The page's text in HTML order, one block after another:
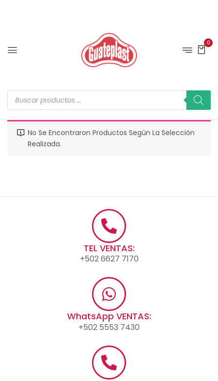
0
No Se Encontraron Productos Según La Selección
Realizada.
TEL VENTAS:
+502 6627 7170
WhatsApp VENTAS:
+502 5553 7430